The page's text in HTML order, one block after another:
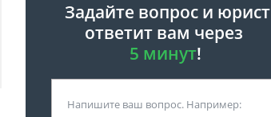
Задайте вопрос и юрист
ответит вам через
5 минут!